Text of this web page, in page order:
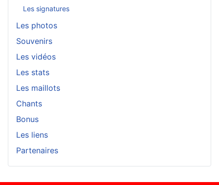
Les signatures
Les photos
Souvenirs
Les vidéos
Les stats
Les maillots
Chants
Bonus
Les liens
Partenaires